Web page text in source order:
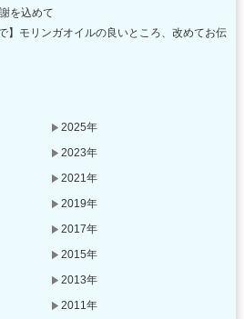
を込めて
】モリンガオイルの良いところ、改めてお伝
2025年
2023年
2021年
2019年
2017年
2015年
2013年
2011年